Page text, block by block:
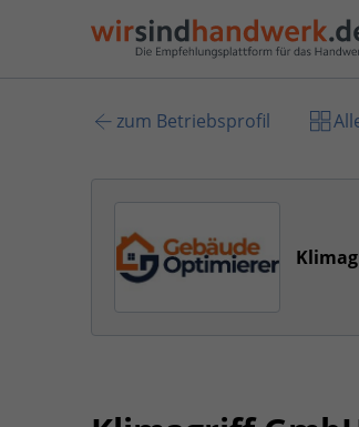
zum Betriebsprofil